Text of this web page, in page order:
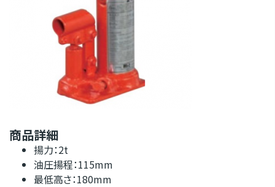
商品詳細
揚力：2t
油圧揚程：115mm
最低高さ：180mm